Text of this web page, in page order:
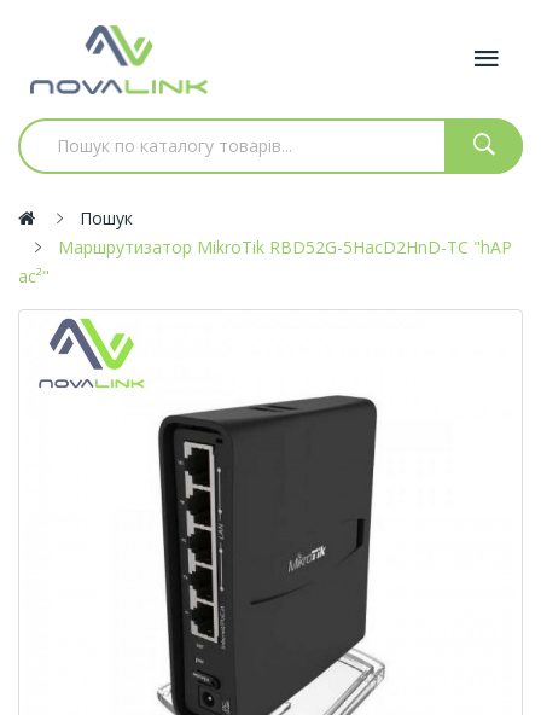
Пошук
Маршрутизатор MikroTik RBD52G-5HacD2HnD-TC "hAP
ac²"